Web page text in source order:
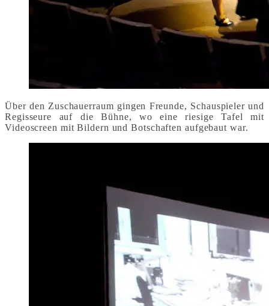
Über den Zuschauerraum gingen Freunde, Schauspieler und
Regisseure auf die Bühne, wo eine riesige Tafel mit
Videoscreen mit Bildern und Botschaften aufgebaut war.